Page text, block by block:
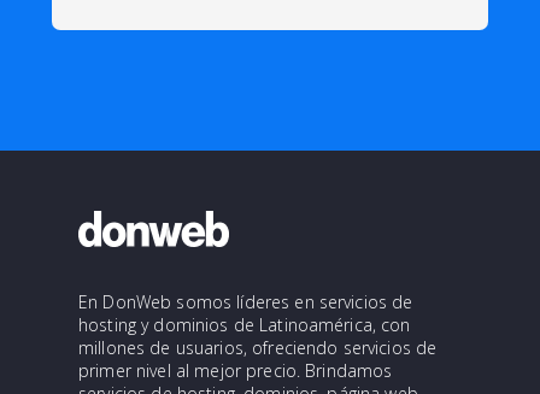
En DonWeb somos líderes en servicios de
hosting y dominios de Latinoamérica, con
millones de usuarios, ofreciendo servicios de
primer nivel al mejor precio. Brindamos